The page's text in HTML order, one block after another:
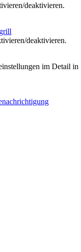
deaktivieren.
deaktivieren.
im Detail in